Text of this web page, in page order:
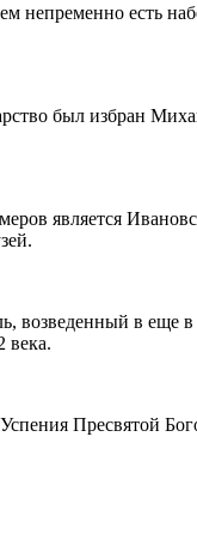
есть
был избран
является
возведенный в еще
века.
Пресвятой